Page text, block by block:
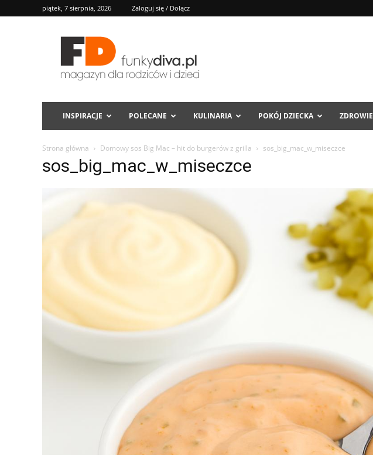
piątek, 7 sierpnia, 2026 Zaloguj się / Dołącz
FD
INSPIRACJE POLECANE KULINARIA POKÓJ DZIECKA ZDROWIE
Strona główna Domowy sos Big Mac – hit do burgerów z grilla sos_big_mac_w_miseczce
sos_big_mac_w_miseczce